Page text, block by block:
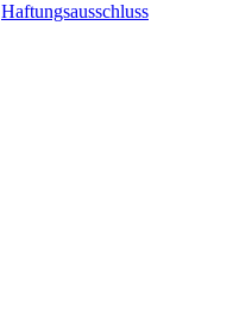
Haftungsausschluss